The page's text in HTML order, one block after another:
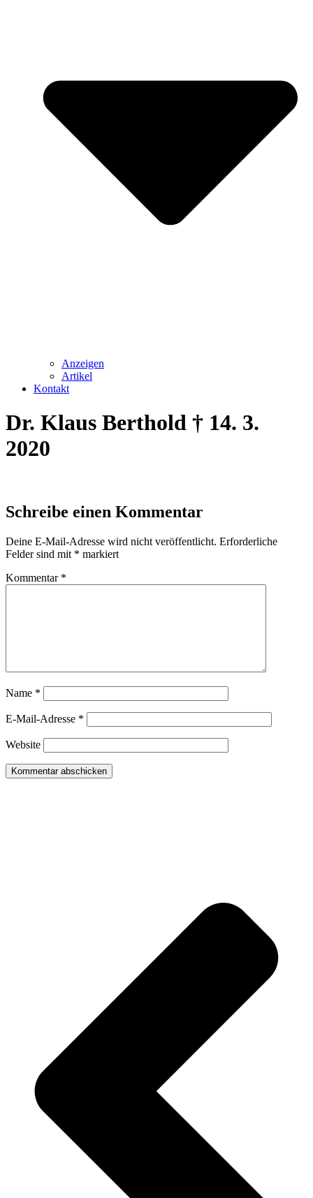
Anzeigen
Artikel
Kontakt
Dr. Klaus Berthold † 14. 3.
2020
Schreibe einen Kommentar
Deine E-Mail-Adresse wird nicht veröffentlicht. Erforderliche
Felder sind mit * markiert
Kommentar *
Name *
E-Mail-Adresse *
Website